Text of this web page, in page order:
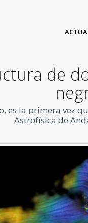
de
es la primera vez
Astrofísica de